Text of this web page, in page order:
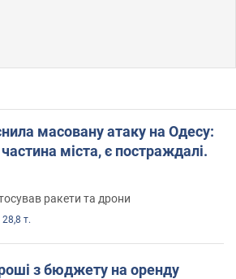
масовану атаку на Одесу:
частина міста, є постраждалі.
ракети та дрони
28,8 т.
з бюджету на оренду